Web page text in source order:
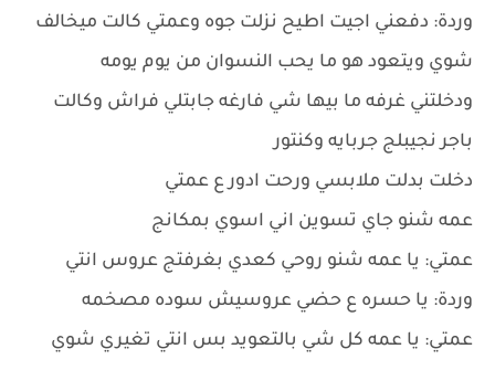
وردة: دفعني اجيت اطيح نزلت جوه وعمتي كالت ميخالف
شوي ويتعود هو ما يحب النسوان من يوم يومه
ودخلتني غرفه ما بيها شي فارغه جابتلي فراش وكالت
باجر نجيبلج جربايه وكنتور
دخلت بدلت ملابسي ورحت ادور ع عمتي
عمه شنو جاي تسوين اني اسوي بمكانج
عمتي: يا عمه شنو روحي كعدي بغرفتج عروس انتي
وردة: يا حسره ع حضي عروسيش سوده مصخمه
عمتي: يا عمه كل شي بالتعويد بس انتي تغيري شوي